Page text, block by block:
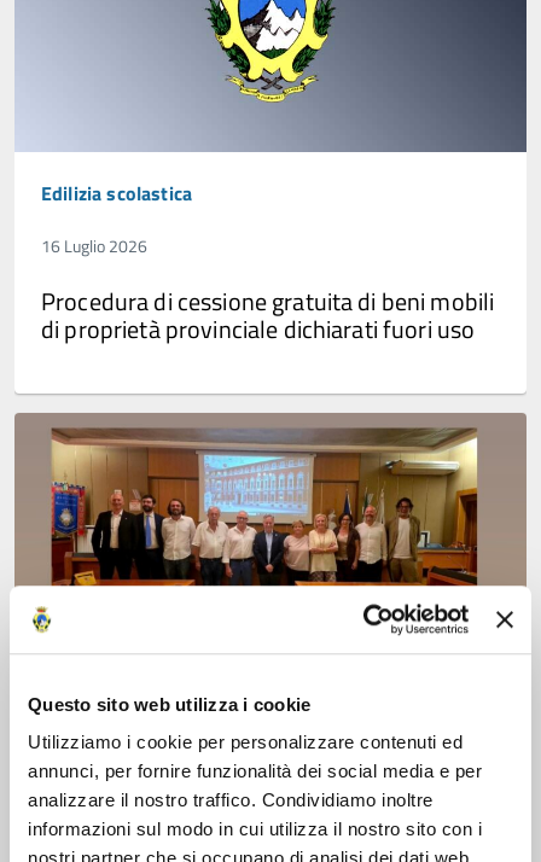
Questo sito web utilizza i cookie
Utilizziamo i cookie per personalizzare contenuti ed
annunci, per fornire funzionalità dei social media e per
analizzare il nostro traffico. Condividiamo inoltre
informazioni sul modo in cui utilizza il nostro sito con i
Edilizia scolastica
16 Luglio 2026
Procedura di cessione gratuita di beni mobili
di proprietà provinciale dichiarati fuori uso
Consiglio Provinciale, Governo dell'Ente
01 Luglio 2026
Il nuovo consiglio Provinciale